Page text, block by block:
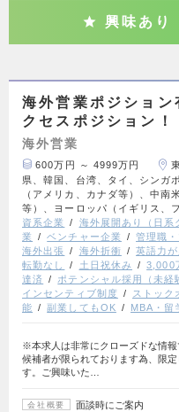
興味あり
海外営業ポジショ
クセスポジション！
海外営業
600万円 ～ 4999万円
県、韓国、台湾、タイ、シンガ
（アメリカ、カナダ等）、中南
等）、ヨーロッパ（イギリス、
資系企業
海外展開あり（日系
業
ベンチャー企業 管理職
海外出張
海外折衝 英語力
転勤なし
土日祝休み 3,000
達済
ポテンシャル採用（未経
インセンティブ制度
ストック
能
副業してもOK MBA・留
※本求人は非常にクローズドな情
候補者が限られております為、限
す。ご興味いた…
会社概要 面談時にご案内